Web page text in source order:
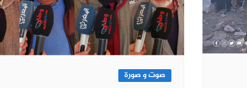
صوت و صورة